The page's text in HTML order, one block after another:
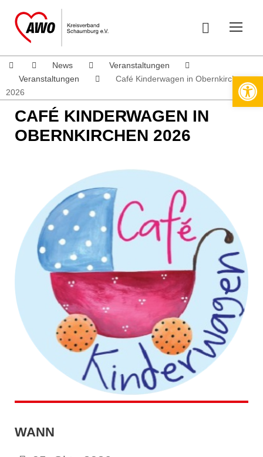
News
Veranstaltungen
Veranstaltungen
Café Kinderwagen in Obernkirchen
2026
CAFÉ KINDERWAGEN IN
OBERNKIRCHEN 2026
WANN
Werkzeugleiste öffnen